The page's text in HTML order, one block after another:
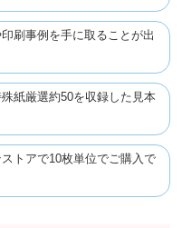
刷事例を手に取ることが出
紙厳選約50を収録した見本
トアで10枚単位でご購入で